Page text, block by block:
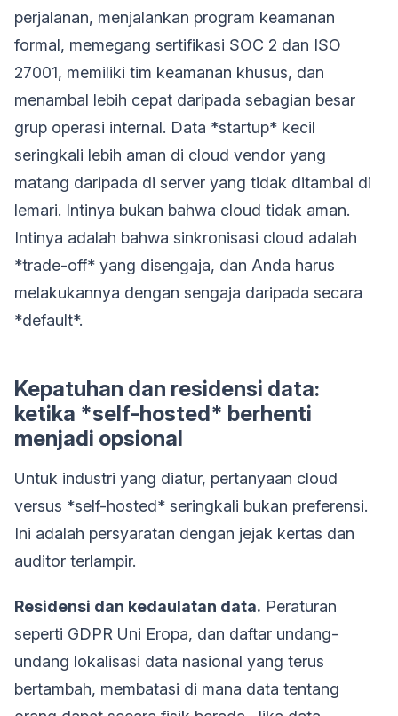
perjalanan, menjalankan program keamanan
formal, memegang sertifikasi SOC 2 dan ISO
27001, memiliki tim keamanan khusus, dan
menambal lebih cepat daripada sebagian besar
grup operasi internal. Data *startup* kecil
seringkali lebih aman di cloud vendor yang
matang daripada di server yang tidak ditambal di
lemari. Intinya bukan bahwa cloud tidak aman.
Intinya adalah bahwa sinkronisasi cloud adalah
*trade-off* yang disengaja, dan Anda harus
melakukannya dengan sengaja daripada secara
*default*.
Kepatuhan dan residensi data:
ketika *self-hosted* berhenti
menjadi opsional
Untuk industri yang diatur, pertanyaan cloud
versus *self-hosted* seringkali bukan preferensi.
Ini adalah persyaratan dengan jejak kertas dan
auditor terlampir.
Residensi dan kedaulatan data. Peraturan
seperti GDPR Uni Eropa, dan daftar undang-
undang lokalisasi data nasional yang terus
bertambah, membatasi di mana data tentang